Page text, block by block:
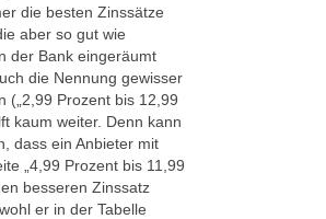
die besten Zinssätze
aber so gut wie
der Bank eingeräumt
die Nennung gewisser
(„2,99 Prozent bis 12,99
kaum weiter. Denn kann
dass ein Anbieter mit
„4,99 Prozent bis 11,99
besseren Zinssatz
er in der Tabelle